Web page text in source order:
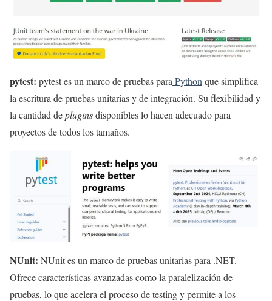
pytest: pytest es un marco de pruebas para Python que simplifica
la escritura de pruebas unitarias y de integración. Su flexibilidad y
la cantidad depluginsdisponibles lo hacen adecuado para
proyectos de todos los tamaños.
NUnit: NUnit es un marco de pruebas unitarias para .NET.
Ofrece características avanzadas como la paralelización de
pruebas, lo que acelera el proceso de testing y permite a los